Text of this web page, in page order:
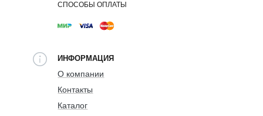
СПОСОБЫ ОПЛАТЫ
ИНФОРМАЦИЯ
О компании
Контакты
Каталог